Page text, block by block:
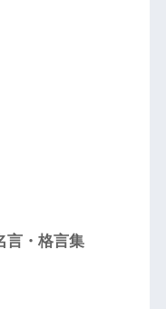
言・格言集